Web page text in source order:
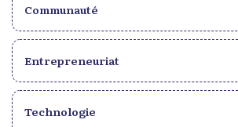
Communauté
Entrepreneuriat
Technologie